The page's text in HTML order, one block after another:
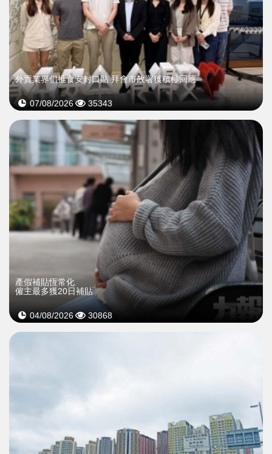
外賣業界倡推食安封口貼 拜會市政署獲積極回應
07/08/2026 35343
產假補貼恆常化
僱主最多獲20日補貼
04/08/2026 30868